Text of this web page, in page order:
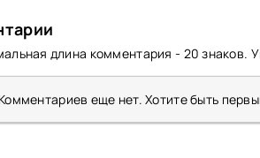
длина комментария - 20 знаков.
Комментариев еще нет. Хотите быть